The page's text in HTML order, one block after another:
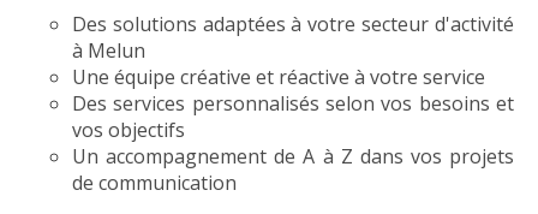
Des solutions adaptées à votre secteur d'activité
à Melun
Une équipe créative et réactive à votre service
Des services personnalisés selon vos besoins et
vos objectifs
Un accompagnement de A à Z dans vos projets
de communication